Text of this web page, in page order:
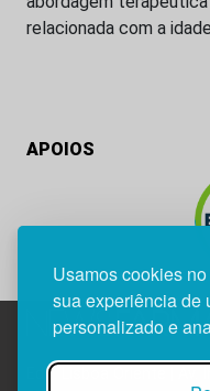
Usamos cookies
sua experiência de
personalizado e
relacionada com a
APOIOS
Edif. Lisboa Oriente |